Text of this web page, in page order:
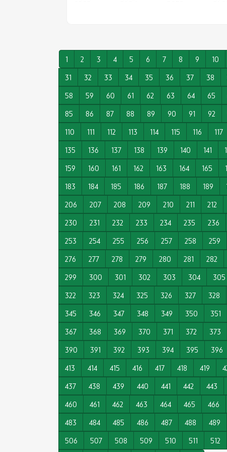
1 2 3 4 5 6 7 8 9 10
31
32 33 34 35 36 37 38
58
59 60 61 62 63 64 65
85
86 87 88 89 90 91 92
110
111 112 113 114 115 116 117
135
136 137 138 139 140 141
159
160 161 162 163 164 165
183
184 185 186 187 188 189
206
207 208 209 210 211 212
230
231 232 233 234 235 236
253
254 255 256 257 258 259
276
277 278 279 280 281 282
299
300 301 302 303 304 305
322
323 324 325 326 327 328
345
346 347 348 349 350 351
367
368 369 370 371 372 373
390
391 392 393 394 395 396
413
414 415 416 417 418 419
437
438 439 440 441 442 443
460
461 462 463 464 465 466
483
484 485 486 487 488 489
506
507 508 509 510 511 512